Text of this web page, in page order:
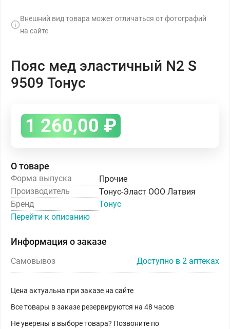
Внешний вид товара может отличаться от фотографий
на сайте
Пояс мед эластичный N2 S
9509 Тонус
1 260,00 ₽
О товаре
Форма выпуска
Прочие
Производитель
Тонус-Эласт ООО Латвия
Бренд
Тонус
Перейти к описанию
Информация о заказе
Самовывоз Доступно в 2 аптеках
Цена актуальна при заказе на сайте
Все товары в заказе резервируются на 48 часов
Не уверены в выборе товара? Позвоните по